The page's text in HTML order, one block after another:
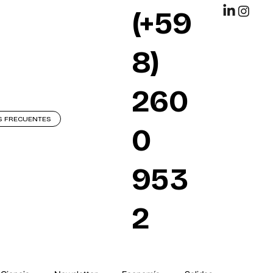
FRECUENTES
(+59
8)
260
0
953
2